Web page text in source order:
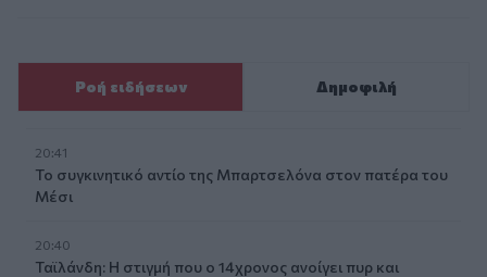
Ροή ειδήσεων Δημοφιλή
20:41
Το συγκινητικό αντίο της Μπαρτσελόνα στον πατέρα του
Μέσι
20:40
Ταϊλάνδη: Η στιγμή που ο 14χρονος ανοίγει πυρ και